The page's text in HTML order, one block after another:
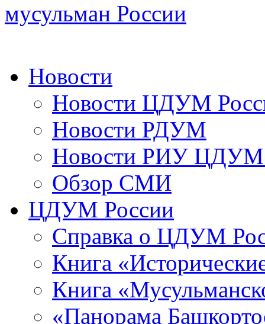
мусульман России
Новости
Новости ЦДУМ
Новости РДУМ
Новости РИУ ЦДУМ
Обзор СМИ
ЦДУМ России
Справка о ЦДУМ
Книга
Книга
«Панорама